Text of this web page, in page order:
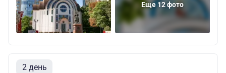
Еще 12 фото
2 день